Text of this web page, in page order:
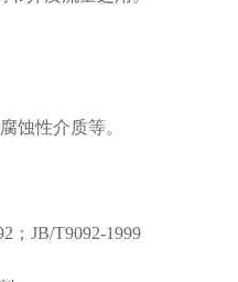
蚀性介质等。
；JB/T9092-1999